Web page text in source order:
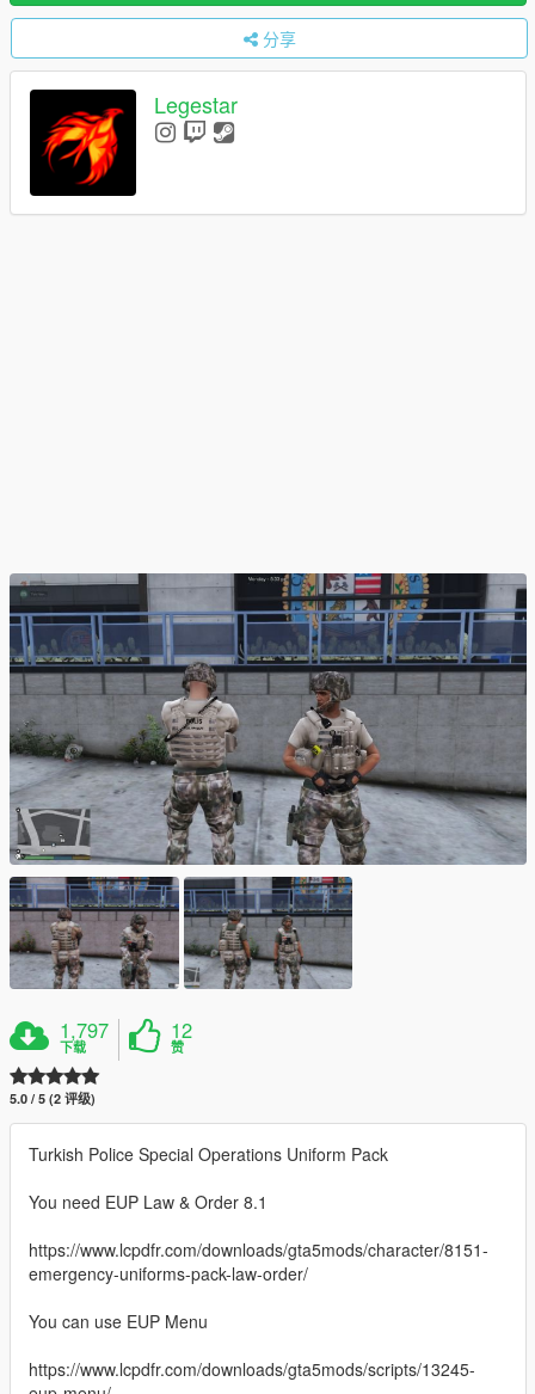
分享
Legestar
1,797
下载
12
赞
5.0 / 5 (2 评级)
Turkish Police Special Operations Uniform Pack
You need EUP Law & Order 8.1
https://www.lcpdfr.com/downloads/gta5mods/character/8151-
emergency-uniforms-pack-law-order/
You can use EUP Menu
https://www.lcpdfr.com/downloads/gta5mods/scripts/13245-